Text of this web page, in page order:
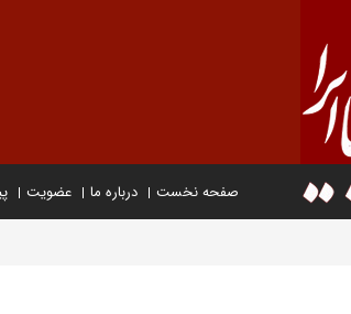
صفحه نخست درباره ما عضویت